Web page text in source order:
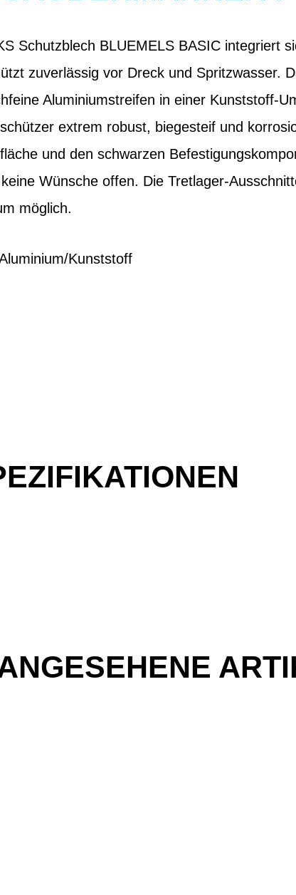
Schutzblech BLUEMELS BASIC integriert
zuverlässig vor Dreck und Spritzwasser.
Aluminiumstreifen in einer Kunststoff-
extrem robust, biegesteif und
und den schwarzen
Wünsche offen. Die Tretlager-
möglich.
Kunststoff